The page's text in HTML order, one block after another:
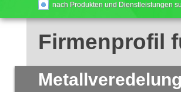
nach Produkten und Dienstleistungen
Firmenprofil